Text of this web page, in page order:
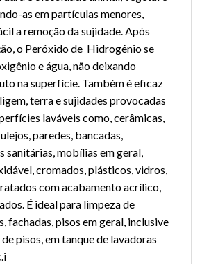
as em partículas menores,
a remoção da sujidade. Após
o Peróxido de Hidrogênio se
e água, não deixando
na superfície. Também é eficaz
terra e sujidades provocadas
laváveis como, cerâmicas,
paredes, bancadas,
sanitárias, mobílias em geral,
cromados, plásticos, vidros,
com acabamento acrílico,
É ideal para limpeza de
fachadas, pisos em geral, inclusive
pisos, em tanque de lavadoras